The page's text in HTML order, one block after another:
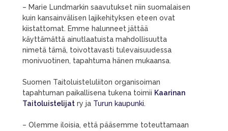
– Marie Lundmarkin saavutukset niin suomalaisen
kuin kansainvälisen lajikehityksen eteen ovat
kiistattomat. Emme halunneet jättää
käyttämättä ainutlaatuista mahdollisuutta
nimetä tämä, toivottavasti tulevaisuudessa
monivuotinen, tapahtuma hänen mukaansa.
Suomen Taitoluisteluliiton organisoiman
tapahtuman paikallisena tukena toimii Kaarinan
Taitoluistelijat ry ja Turun kaupunki.
– Olemme iloisia, että pääsemme toteuttamaan